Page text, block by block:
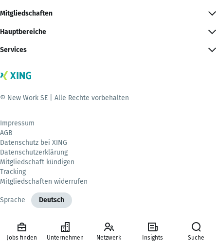
Mitgliedschaften
Hauptbereiche
Services
© New Work SE | Alle Rechte vorbehalten
Impressum
AGB
Datenschutz bei XING
Datenschutzerklärung
Mitgliedschaft kündigen
Tracking
Mitgliedschaften widerrufen
Sprache Deutsch
Jobs finden Unternehmen Netzwerk Insights Suche